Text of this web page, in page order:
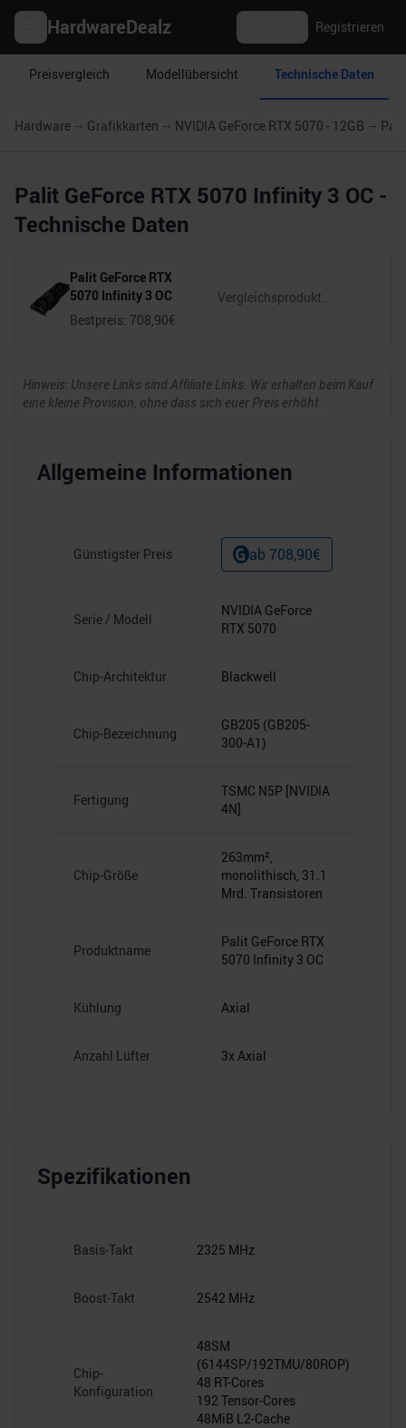
HardwareDealz Registrieren
Preisvergleich Modellübersicht Technische Daten
Hardware Grafikkarten NVIDIA GeForce RTX 5070 - 12GB
Palit GeForce RTX 5070 Infinity 3 OC -
Technische Daten
Palit GeForce RTX
5070 Infinity 3 OC
Bestpreis: 708,90€
Hinweis: Unsere Links sind Affiliate Links. Wir erhalten beim Kauf
eine kleine Provision, ohne dass sich euer Preis erhöht.
Allgemeine Informationen
Günstigster Preis ab 708,90€
Serie / Modell
NVIDIA GeForce
RTX 5070
Chip-Architektur Blackwell
Chip-Bezeichnung
GB205 (GB205-
300-A1)
Fertigung
TSMC N5P [NVIDIA
4N]
Chip-Größe
263mm²,
monolithisch, 31.1
Mrd. Transistoren
Produktname
Palit GeForce RTX
5070 Infinity 3 OC
Kühlung Axial
Anzahl Lüfter 3x Axial
Spezifikationen
Basis-Takt 2325 MHz
Boost-Takt 2542 MHz
Chip-
Konfiguration
48SM
(6144SP/192TMU/80ROP)
48 RT-Cores
192 Tensor-Cores
48MiB L2-Cache